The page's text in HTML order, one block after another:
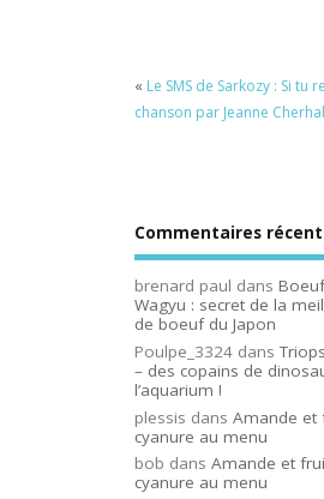
« Le SMS de Sarkozy : Si tu
chanson par Jeanne Cherhal
Commentaires
brenard paul dans
Wagyu : secret de la
de boeuf du Japon
Poulpe_3324 dans
– des copains de
l’aquarium !
plessis dans Amande et
cyanure au menu
bob dans Amande et
cyanure au menu